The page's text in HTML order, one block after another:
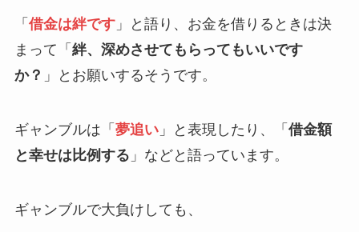
「 借金は絆です」と語り、お金を借りるときは決
まって「 絆、深めさせてもらってもいいです
か？ 」とお願いするそうです。
ギャンブルは「 夢追い」と表現したり、「 借金額
と幸せは比例する 」などと語っています。
ギャンブルで大負けしても、